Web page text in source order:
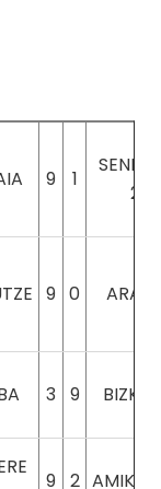
9 1
2
9 0
3 9
9 2